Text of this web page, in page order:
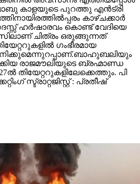
കാളയുടെ പുറത്തു എൻട്രി
കാഴ്ചക്കാർ
ഹർഷാരവം കൊണ്ട് വേദിയെ
ചിത്രം ഒരുങ്ങുന്നത്
ഗംഭീരമായ
രാജമൗലിയുടെ ബ്രഹ്മാണ്ഡ
തിയേറ്ററുകളിലേക്കെത്തും. പി
സ്ട്രാറ്റജിസ്റ്റ് : പ്രതീഷ്